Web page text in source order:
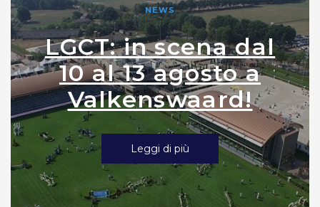
NEWS
LGCT: in scena dal
10 al 13 agosto a
Valkenswaard!
Leggi di più